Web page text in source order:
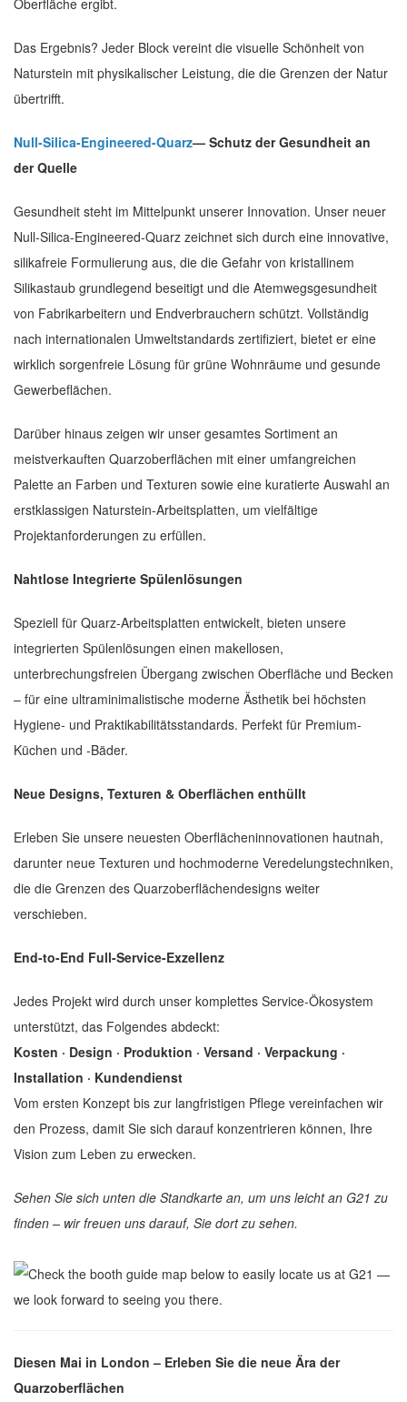
Das Ergebnis? Jeder Block vereint die visuelle Schönheit von
Naturstein mit physikalischer Leistung, die die Grenzen der Natur
übertrifft.
Null-Silica-Engineered-Quarz— Schutz der Gesundheit an
der Quelle
Gesundheit steht im Mittelpunkt unserer Innovation. Unser neuer
Null-Silica-Engineered-Quarz zeichnet sich durch eine innovative,
silikafreie Formulierung aus, die die Gefahr von kristallinem
Silikastaub grundlegend beseitigt und die Atemwegsgesundheit
von Fabrikarbeitern und Endverbrauchern schützt. Vollständig
nach internationalen Umweltstandards zertifiziert, bietet er eine
wirklich sorgenfreie Lösung für grüne Wohnräume und gesunde
Gewerbeflächen.
Darüber hinaus zeigen wir unser gesamtes Sortiment an
meistverkauften Quarzoberflächen mit einer umfangreichen
Palette an Farben und Texturen sowie eine kuratierte Auswahl an
erstklassigen Naturstein-Arbeitsplatten, um vielfältige
Projektanforderungen zu erfüllen.
Nahtlose Integrierte Spülenlösungen
Speziell für Quarz-Arbeitsplatten entwickelt, bieten unsere
integrierten Spülenlösungen einen makellosen,
unterbrechungsfreien Übergang zwischen Oberfläche und Becken
– für eine ultraminimalistische moderne Ästhetik bei höchsten
Hygiene- und Praktikabilitätsstandards. Perfekt für Premium-
Küchen und -Bäder.
Neue Designs, Texturen & Oberflächen enthüllt
Erleben Sie unsere neuesten Oberflächeninnovationen hautnah,
darunter neue Texturen und hochmoderne Veredelungstechniken,
die die Grenzen des Quarzoberflächendesigns weiter
verschieben.
End-to-End Full-Service-Exzellenz
Jedes Projekt wird durch unser komplettes Service-Ökosystem
unterstützt, das Folgendes abdeckt:
Kosten · Design · Produktion · Versand · Verpackung ·
Installation · Kundendienst
Vom ersten Konzept bis zur langfristigen Pflege vereinfachen wir
den Prozess, damit Sie sich darauf konzentrieren können, Ihre
Vision zum Leben zu erwecken.
Sehen Sie sich unten die Standkarte an, um uns leicht an G21 zu
finden – wir freuen uns darauf, Sie dort zu sehen.
Diesen Mai in London – Erleben Sie die neue Ära der
Quarzoberflächen